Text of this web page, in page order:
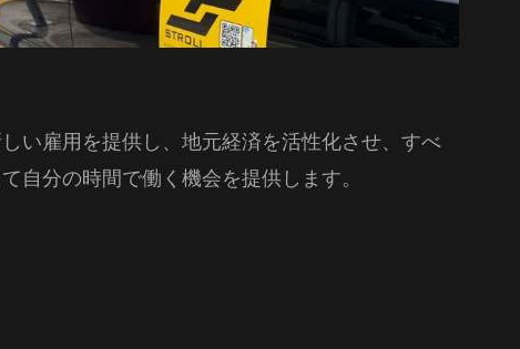
い雇用を提供し、地元経済を活性化させ、すべ
自分の時間で働く機会を提供します。